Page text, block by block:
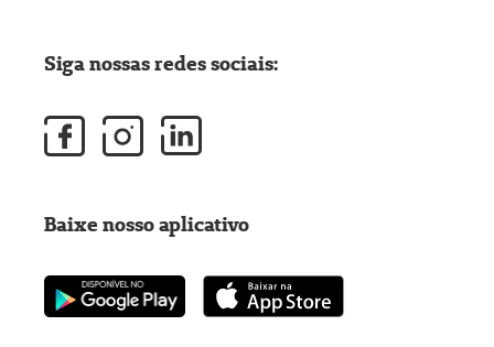
Siga nossas redes sociais:
Baixe nosso aplicativo